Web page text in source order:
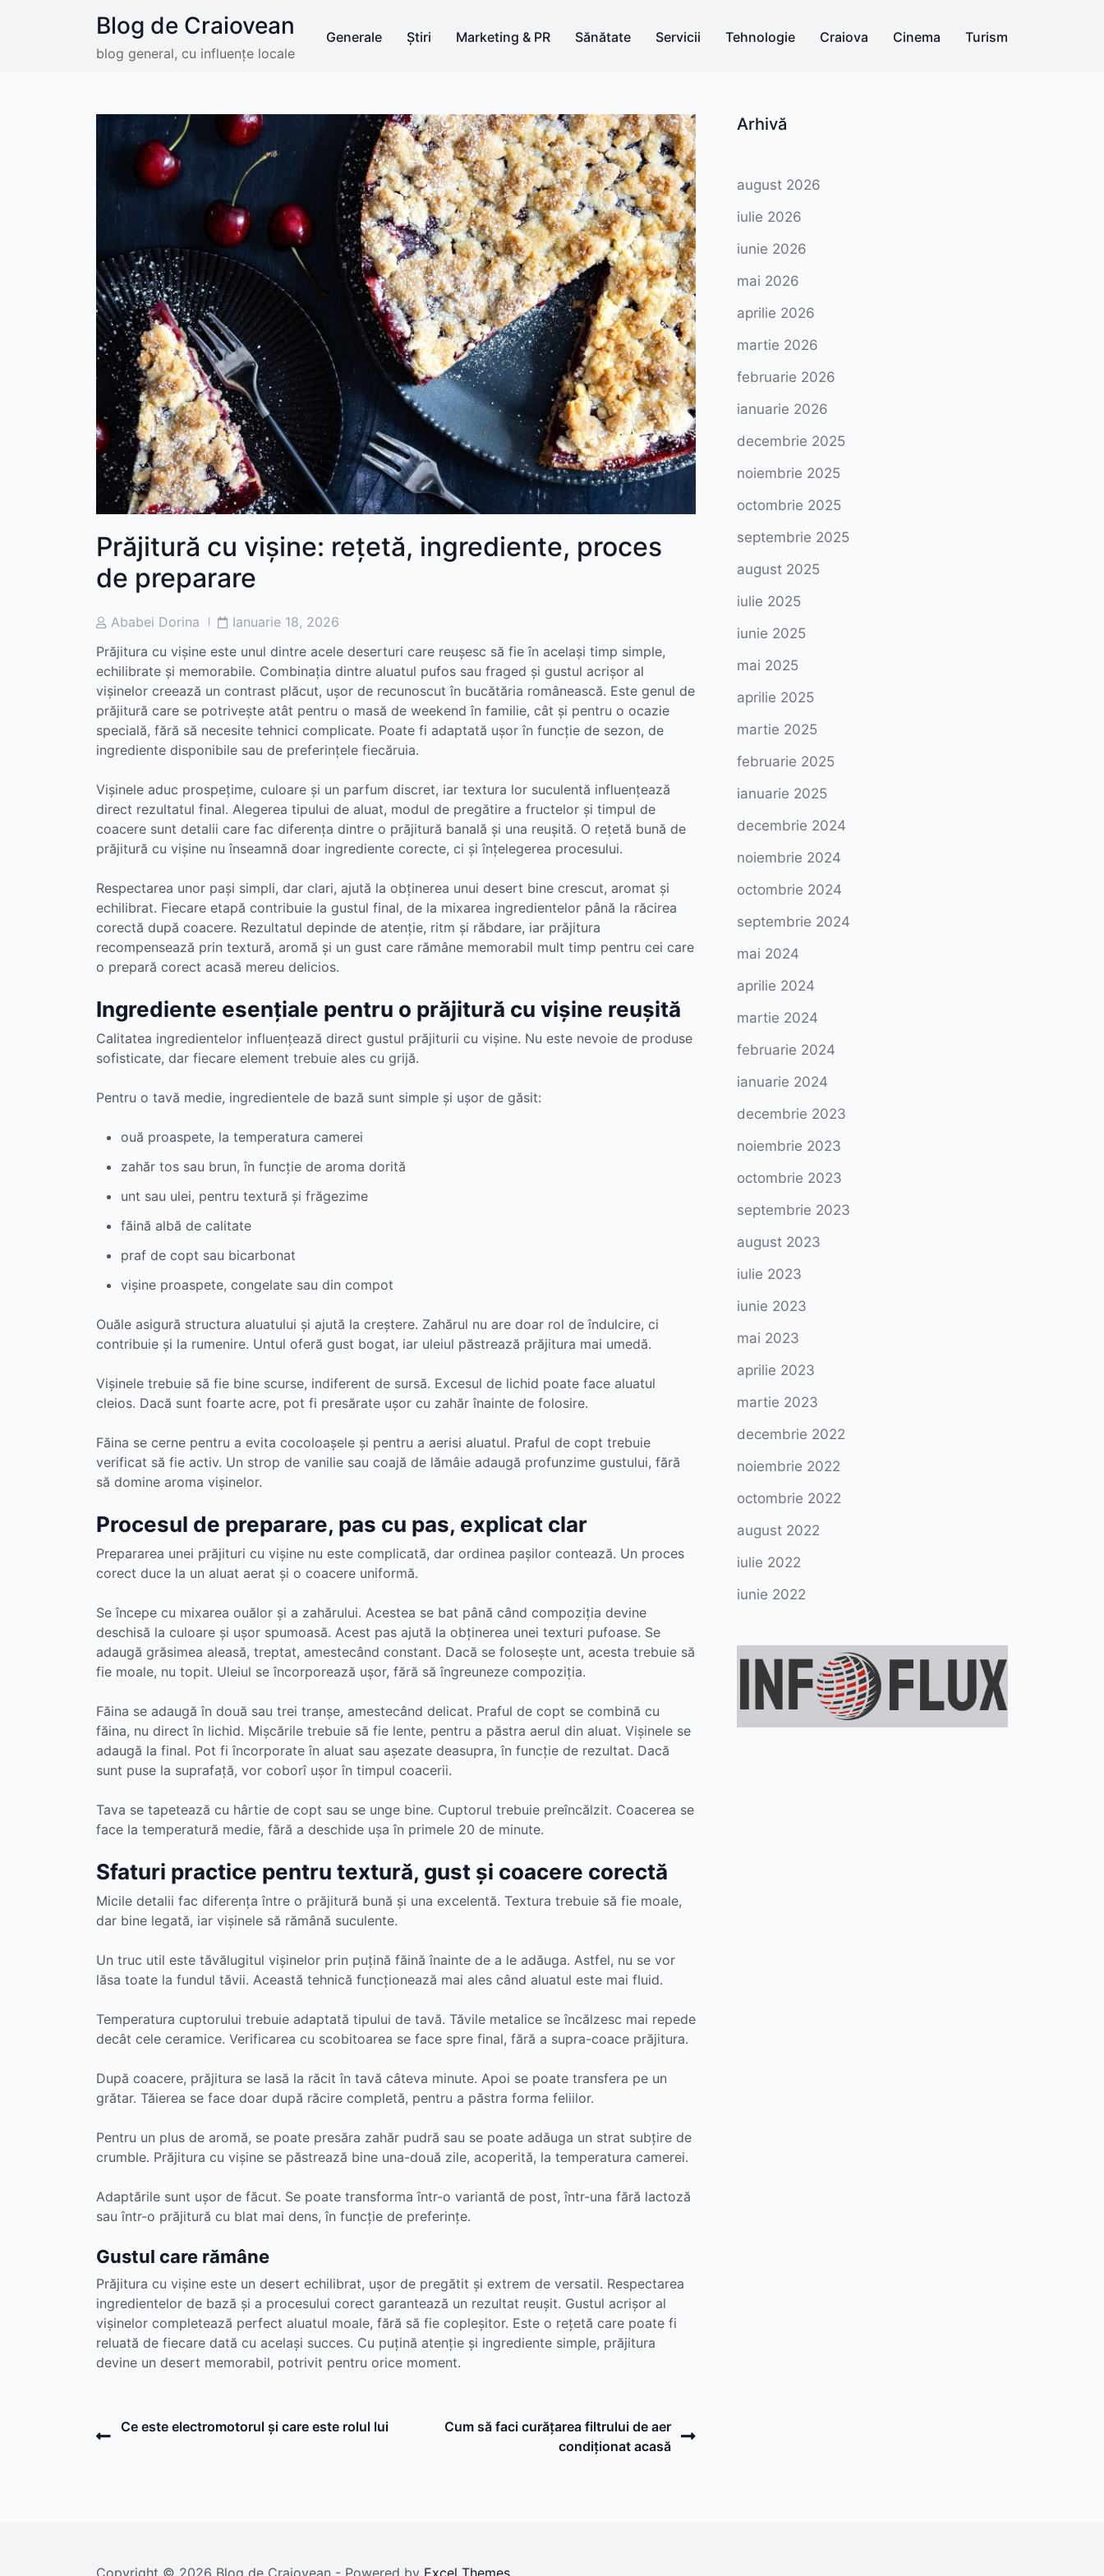
Blog de Craiovean
blog general, cu influențe locale
Generale Știri Marketing & PR Sănătate Servicii Tehnologie Craiova Cinema Turism
Prăjitură cu vișine: rețetă, ingrediente, proces
de preparare
PostAbabei Dorina
PostIanuarie 18, 2026
Prăjitura cu vișine este unul dintre acele deserturi care reușesc să fie în același timp simple,
echilibrate și memorabile. Combinația dintre aluatul pufos sau fraged și gustul acrișor al
vișinelor creează un contrast plăcut, ușor de recunoscut în bucătăria românească. Este genul de
prăjitură care se potrivește atât pentru o masă de weekend în familie, cât și pentru o ocazie
specială, fără să necesite tehnici complicate. Poate fi adaptată ușor în funcție de sezon, de
ingrediente disponibile sau de preferințele fiecăruia.
Vișinele aduc prospețime, culoare și un parfum discret, iar textura lor suculentă influențează
direct rezultatul final. Alegerea tipului de aluat, modul de pregătire a fructelor și timpul de
coacere sunt detalii care fac diferența dintre o prăjitură banală și una reușită. O rețetă bună de
prăjitură cu vișine nu înseamnă doar ingrediente corecte, ci și înțelegerea procesului.
Respectarea unor pași simpli, dar clari, ajută la obținerea unui desert bine crescut, aromat și
echilibrat. Fiecare etapă contribuie la gustul final, de la mixarea ingredientelor până la răcirea
corectă după coacere. Rezultatul depinde de atenție, ritm și răbdare, iar prăjitura
recompensează prin textură, aromă și un gust care rămâne memorabil mult timp pentru cei care
o prepară corect acasă mereu delicios.
Ingrediente esențiale pentru o prăjitură cu vișine reușită
Calitatea ingredientelor influențează direct gustul prăjiturii cu vișine. Nu este nevoie de produse
sofisticate, dar fiecare element trebuie ales cu grijă.
Pentru o tavă medie, ingredientele de bază sunt simple și ușor de găsit:
ouă proaspete, la temperatura camerei
zahăr tos sau brun, în funcție de aroma dorită
unt sau ulei, pentru textură și frăgezime
făină albă de calitate
praf de copt sau bicarbonat
vișine proaspete, congelate sau din compot
Ouăle asigură structura aluatului și ajută la creștere. Zahărul nu are doar rol de îndulcire, ci
contribuie și la rumenire. Untul oferă gust bogat, iar uleiul păstrează prăjitura mai umedă.
Vișinele trebuie să fie bine scurse, indiferent de sursă. Excesul de lichid poate face aluatul
cleios. Dacă sunt foarte acre, pot fi presărate ușor cu zahăr înainte de folosire.
Făina se cerne pentru a evita cocoloașele și pentru a aerisi aluatul. Praful de copt trebuie
verificat să fie activ. Un strop de vanilie sau coajă de lămâie adaugă profunzime gustului, fără
să domine aroma vișinelor.
Procesul de preparare, pas cu pas, explicat clar
Prepararea unei prăjituri cu vișine nu este complicată, dar ordinea pașilor contează. Un proces
corect duce la un aluat aerat și o coacere uniformă.
Se începe cu mixarea ouălor și a zahărului. Acestea se bat până când compoziția devine
deschisă la culoare și ușor spumoasă. Acest pas ajută la obținerea unei texturi pufoase. Se
adaugă grăsimea aleasă, treptat, amestecând constant. Dacă se folosește unt, acesta trebuie să
fie moale, nu topit. Uleiul se încorporează ușor, fără să îngreuneze compoziția.
Făina se adaugă în două sau trei tranșe, amestecând delicat. Praful de copt se combină cu
făina, nu direct în lichid. Mișcările trebuie să fie lente, pentru a păstra aerul din aluat. Vișinele se
adaugă la final. Pot fi încorporate în aluat sau așezate deasupra, în funcție de rezultat. Dacă
sunt puse la suprafață, vor coborî ușor în timpul coacerii.
Tava se tapetează cu hârtie de copt sau se unge bine. Cuptorul trebuie preîncălzit. Coacerea se
face la temperatură medie, fără a deschide ușa în primele 20 de minute.
Sfaturi practice pentru textură, gust și coacere corectă
Micile detalii fac diferența între o prăjitură bună și una excelentă. Textura trebuie să fie moale,
dar bine legată, iar vișinele să rămână suculente.
Un truc util este tăvălugitul vișinelor prin puțină făină înainte de a le adăuga. Astfel, nu se vor
lăsa toate la fundul tăvii. Această tehnică funcționează mai ales când aluatul este mai fluid.
Temperatura cuptorului trebuie adaptată tipului de tavă. Tăvile metalice se încălzesc mai repede
decât cele ceramice. Verificarea cu scobitoarea se face spre final, fără a supra-coace prăjitura.
După coacere, prăjitura se lasă la răcit în tavă câteva minute. Apoi se poate transfera pe un
grătar. Tăierea se face doar după răcire completă, pentru a păstra forma feliilor.
Pentru un plus de aromă, se poate presăra zahăr pudră sau se poate adăuga un strat subțire de
crumble. Prăjitura cu vișine se păstrează bine una-două zile, acoperită, la temperatura camerei.
Adaptările sunt ușor de făcut. Se poate transforma într-o variantă de post, într-una fără lactoză
sau într-o prăjitură cu blat mai dens, în funcție de preferințe.
Gustul care rămâne
Prăjitura cu vișine este un desert echilibrat, ușor de pregătit și extrem de versatil. Respectarea
ingredientelor de bază și a procesului corect garantează un rezultat reușit. Gustul acrișor al
vișinelor completează perfect aluatul moale, fără să fie copleșitor. Este o rețetă care poate fi
reluată de fiecare dată cu același succes. Cu puțină atenție și ingrediente simple, prăjitura
devine un desert memorabil, potrivit pentru orice moment.
Post
Previous
Post
Ce este electromotorul și care este rolul lui
Cum să faci curățarea filtrului de aer
condiționat acasă
Arhivă
august 2026
iulie 2026
iunie 2026
mai 2026
aprilie 2026
martie 2026
februarie 2026
ianuarie 2026
decembrie 2025
noiembrie 2025
octombrie 2025
septembrie 2025
august 2025
iulie 2025
iunie 2025
mai 2025
aprilie 2025
martie 2025
februarie 2025
ianuarie 2025
decembrie 2024
noiembrie 2024
octombrie 2024
septembrie 2024
mai 2024
aprilie 2024
martie 2024
februarie 2024
ianuarie 2024
decembrie 2023
noiembrie 2023
octombrie 2023
septembrie 2023
august 2023
iulie 2023
iunie 2023
mai 2023
aprilie 2023
martie 2023
decembrie 2022
noiembrie 2022
octombrie 2022
august 2022
iulie 2022
iunie 2022
Copyright © 2026 Blog de Craiovean - Powered by Excel Themes